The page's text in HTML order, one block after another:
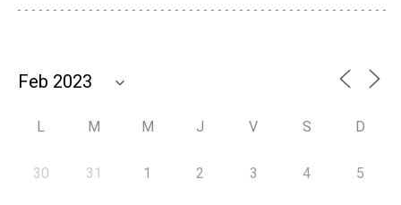
L M M J V S D
30 31 1 2 3 4 5